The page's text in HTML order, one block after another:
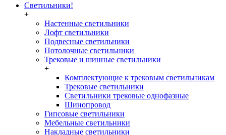
Светильники!
+
Настенные светильники
Лофт светильники
Подвесные светильники
Потолочные светильники
Трековые и шинные светильники
+
Комплектующие к трековым светильникам
Трековые светильники
Светильники трековые однофазные
Шинопровод
Гипсовые светильники
Мебельные светильники
Накладные светильники